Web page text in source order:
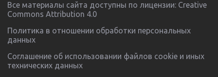
Все материалы сайта доступны по лицензии: Creative
Commons Attribution 4.0
Политика в отношении обработки персональных
данных
Соглашение об использовании файлов cookie и иных
технических данных